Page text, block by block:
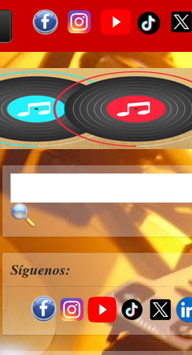
Síguenos: